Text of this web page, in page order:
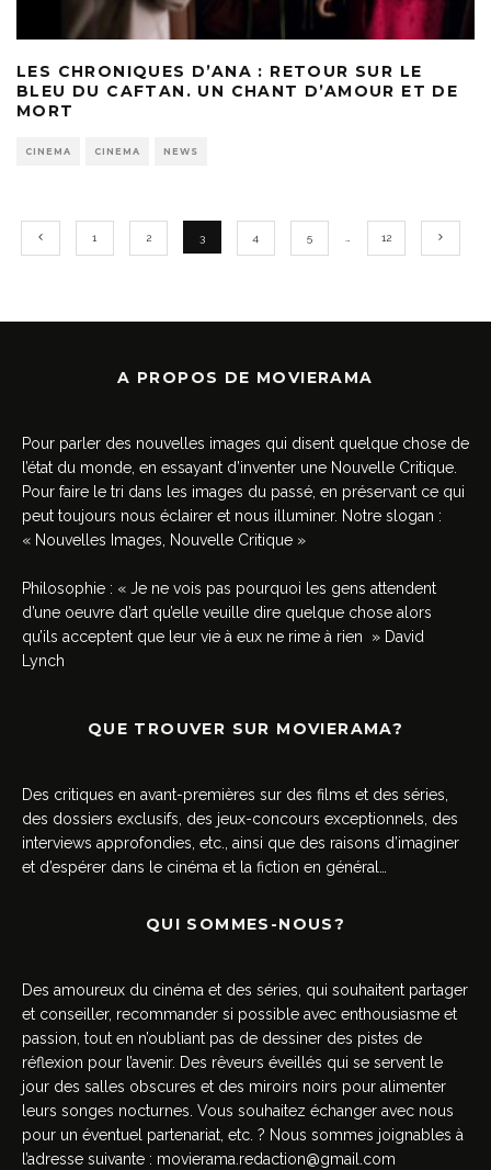
LES CHRONIQUES D’ANA : RETOUR SUR LE
BLEU DU CAFTAN. UN CHANT D’AMOUR ET DE
MORT
CINEMA CINEMA NEWS
1 2 3 4 5 … 12
A PROPOS DE MOVIERAMA
Pour parler des nouvelles images qui disent quelque chose de
l’état du monde, en essayant d’inventer une Nouvelle Critique.
Pour faire le tri dans les images du passé, en préservant ce qui
peut toujours nous éclairer et nous illuminer. Notre slogan :
« Nouvelles Images, Nouvelle Critique »
Philosophie : « Je ne vois pas pourquoi les gens attendent
d’une oeuvre d’art qu’elle veuille dire quelque chose alors
qu’ils acceptent que leur vie à eux ne rime à rien » David
Lynch
QUE TROUVER SUR MOVIERAMA?
Des critiques en avant-premières sur des films et des séries,
des dossiers exclusifs, des jeux-concours exceptionnels, des
interviews approfondies, etc., ainsi que des raisons d’imaginer
et d’espérer dans le cinéma et la fiction en général…
QUI SOMMES-NOUS?
Des amoureux du cinéma et des séries, qui souhaitent partager
et conseiller, recommander si possible avec enthousiasme et
passion, tout en n’oubliant pas de dessiner des pistes de
réflexion pour l’avenir. Des rêveurs éveillés qui se servent le
jour des salles obscures et des miroirs noirs pour alimenter
leurs songes nocturnes. Vous souhaitez échanger avec nous
pour un éventuel partenariat, etc. ? Nous sommes joignables à
l’adresse suivante : movierama.redaction@gmail.com